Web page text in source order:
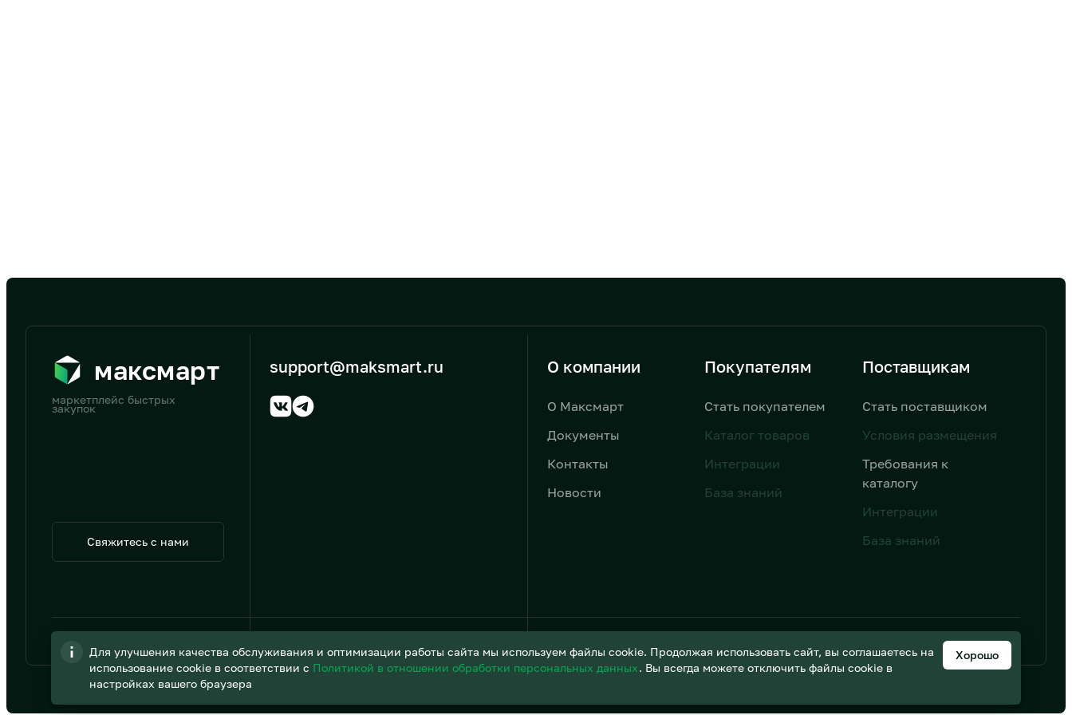
максмарт
маркетплейс быстрых
закупок
Свяжитесь с нами
support@maksmart.ru О компании
О Максмарт
Документы
Контакты
Новости
Покупателям
Стать покупателем
Каталог товаров
Интеграции
База знаний
Поставщикам
Стать поставщиком
Условия размещения
Требования к
каталогу
Интеграции
База знаний
Дизайн от AIC
Для улучшения качества обслуживания и оптимизации работы сайта мы используем файлы cookie. Продолжая использовать сайт, вы соглашаетесь на
использование cookie в соответствии с Политикой в отношении обработки персональных данных. Вы всегда можете отключить файлы cookie в
настройках вашего браузера
Хорошо